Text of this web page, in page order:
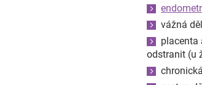
vážná
placenta
odstranit (u